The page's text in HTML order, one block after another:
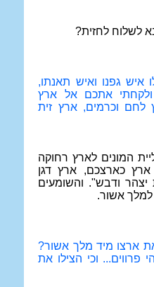
לשלוח לחזית?
איש גפנו ואיש תאנתו,
ולקחתי אתכם אל ארץ
לחם וכרמים, ארץ זית
המונים לארץ רחוקה
כארצכם, ארץ דגן
יצהר ודבש". והשומעים
אשור.
ארצו מיד מלך אשור?
וכי הצילו את